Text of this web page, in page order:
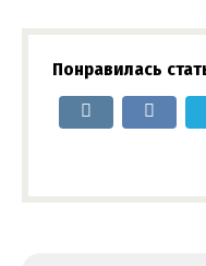
Понравилась